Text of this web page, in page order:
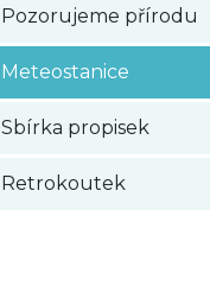
Pozorujeme přírodu
Meteostanice
Sbírka propisek
Retrokoutek